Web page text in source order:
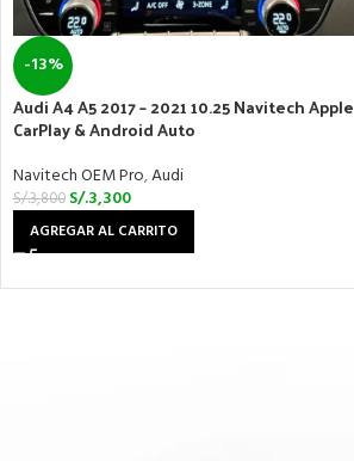
-13%
Audi A4 A5 2017 – 2021 10.25 Navitech Apple
CarPlay & Android Auto
Navitech OEM Pro,Audi
S/.3,800 S/.3,300
AGREGAR AL CARRITO